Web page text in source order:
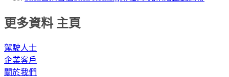
更多資料 主頁
駕駛人士
企業客戶
關於我們